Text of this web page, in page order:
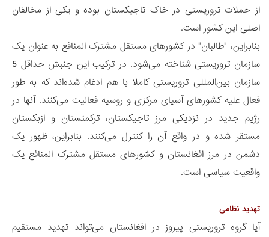
از حملات تروریستی در خاک تاجیکستان بوده و یکی از مخالفان
اصلی این کشور است.
بنابراین، "طالبان" در کشورهای مستقل مشترک المنافع به عنوان یک
سازمان تروریستی شناخته می‌شود. در ترکیب این جنبش حداقل 5
سازمان بین‌المللی تروریستی کاملا با هم ادغام شده‌اند که به طور
فعال علیه کشورهای آسیای مرکزی و روسیه فعالیت می‌کنند. آنها در
رژیم جدید در نزدیکی مرز تاجیکستان، ترکمنستان و ازبکستان
مستقر شده و در واقع آن را کنترل می‌کنند. بنابراین، ظهور یک
دشمن در مرز افغانستان و کشورهای مستقل مشترک المنافع یک
واقعیت سیاسی است.
تهدید نظامی
آیا گروه تروریستی پیروز در افغانستان می‌تواند تهدید مستقیم